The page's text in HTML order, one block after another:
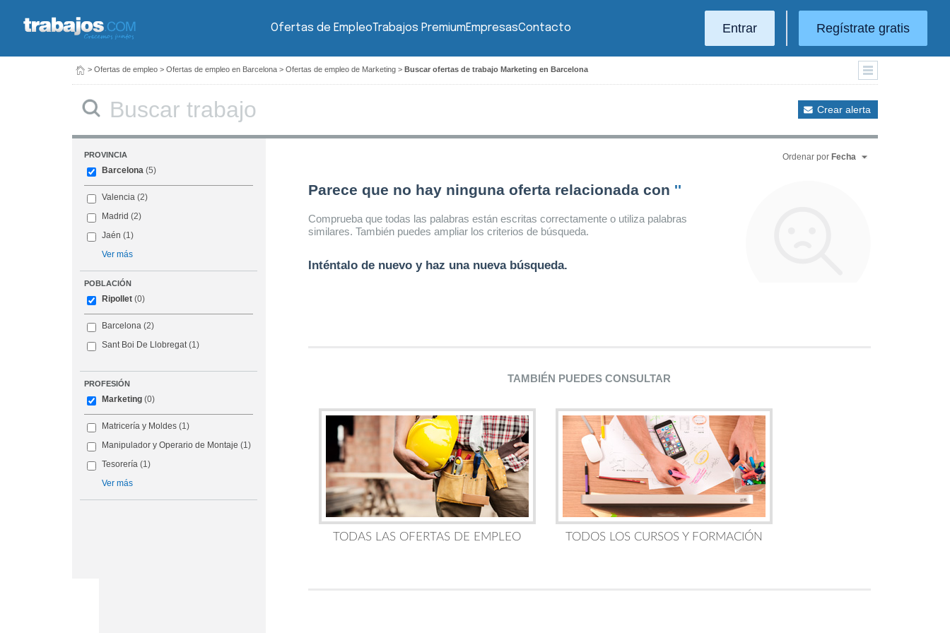
Ofertas de EmpleoTrabajos PremiumEmpresasContacto Entrar Regístrate gratis
> Ofertas de empleo > Ofertas de empleo en Barcelona > Ofertas de empleo de Marketing > Buscar ofertas de trabajo Marketing en Barcelona
Crear alerta
PROVINCIA
Barcelona (5)
Valencia (2)
Madrid (2)
Jaén (1)
Ver más
POBLACIÓN
Ripollet (0)
Barcelona (2)
Sant Boi De Llobregat(1)
PROFESIÓN
Marketing (0)
Matricería y Moldes (1)
Manipulador y Operario de Montaje (1)
Tesorería (1)
Ver más
Ordenar por Fecha
Parece que no hay ninguna oferta relacionada con ''
Comprueba que todas las palabras están escritas correctamente o utiliza palabras
similares. También puedes ampliar los criterios de búsqueda.
Inténtalo de nuevo y haz una nueva búsqueda.
TAMBIÉN PUEDES CONSULTAR
TODAS LAS OFERTAS DE EMPLEO TODOS LOS CURSOS Y FORMACIÓN